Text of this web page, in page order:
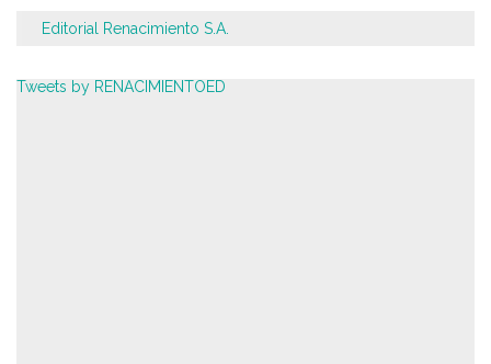
Editorial Renacimiento S.A.
Tweets by RENACIMIENTOED